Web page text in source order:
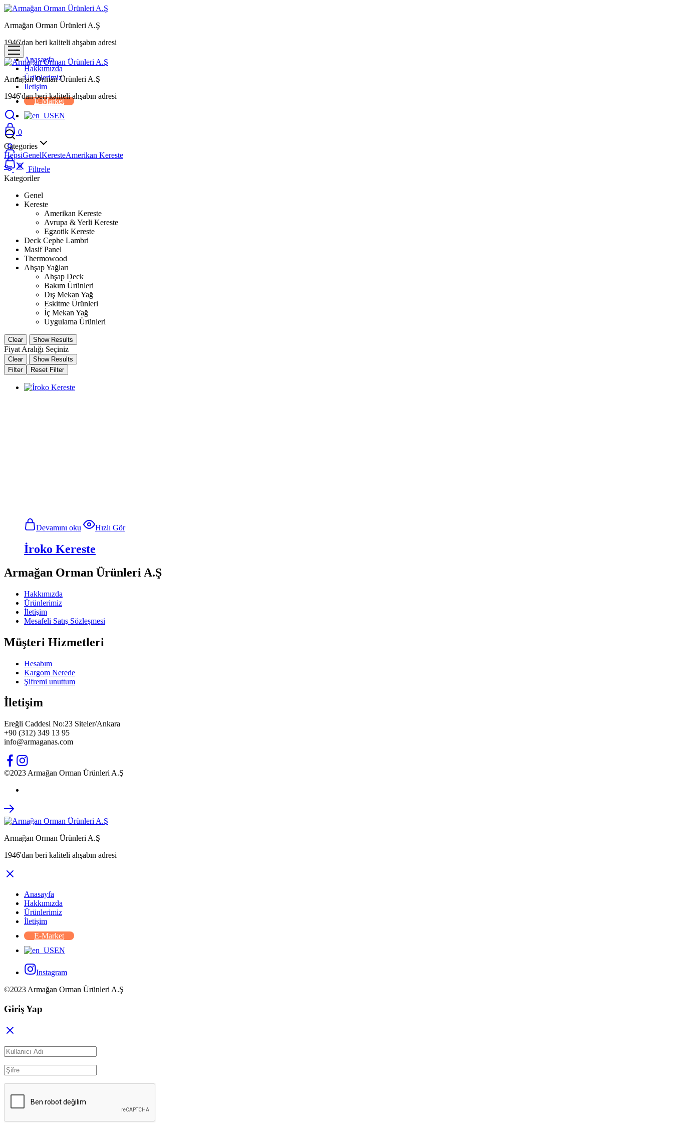
Armağan Orman Ürünleri A.Ş
1946'dan beri kaliteli ahşabın adresi
Anasayfa
Hakkımızda
Ürünlerimiz
İletişim
E-Market
EN
0
Armağan Orman Ürünleri A.Ş
1946'dan beri kaliteli ahşabın adresi
0
Categories
HepsiGenelKeresteAmerikan Kereste
Filtrele
Kategoriler
Genel
Kereste
Amerikan Kereste
Avrupa & Yerli Kereste
Egzotik Kereste
Deck Cephe Lambri
Masif Panel
Thermowood
Ahşap Yağları
Ahşap Deck
Bakım Ürünleri
Dış Mekan Yağ
Eskitme Ürünleri
İç Mekan Yağ
Uygulama Ürünleri
Clear Show Results
Fiyat Aralığı Seçiniz
Clear
Show Results
Filter
Reset Filter
Devamını oku Hızlı Gör
İroko Kereste
Armağan Orman Ürünleri A.Ş
Hakkımızda
Ürünlerimiz
İletişim
Mesafeli Satış Sözleşmesi
Müşteri Hizmetleri
Hesabım
Kargom Nerede
Şifremi unuttum
İletişim
Ereğli Caddesi No:23 Siteler/Ankara
+90 (312) 349 13 95
info@armaganas.com
©2023 Armağan Orman Ürünleri A.Ş
Armağan Orman Ürünleri A.Ş
1946'dan beri kaliteli ahşabın adresi
Anasayfa
Hakkımızda
Ürünlerimiz
İletişim
E-Market
EN
Instagram
©2023 Armağan Orman Ürünleri A.Ş
Giriş Yap